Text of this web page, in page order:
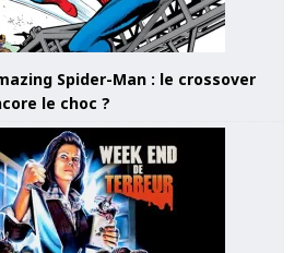
Spider-Man : le crossover
le choc ?